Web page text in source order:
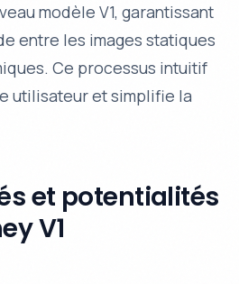
modèle V1, garantissant
entre les images statiques
Ce processus intuitif
utilisateur et simplifie la
et potentialités
V1